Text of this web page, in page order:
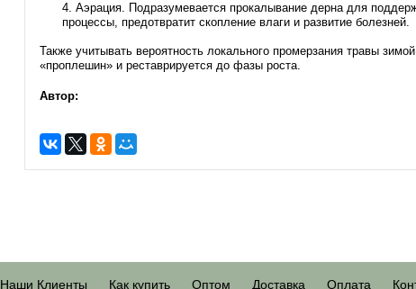
Аэрация. Подразумевается прокалывание дерна для
процессы, предотвратит скопление влаги и развитие болезней.
Также учитывать вероятность локального промерзания травы
«проплешин» и реставрируется до фазы роста.
Автор:
Наши Клиенты Как купить Оптом Доставка Оплата